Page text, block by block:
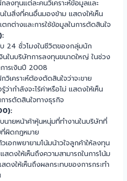
ลงทุนแต่ละคนวิเคราะห์ข้อมูลและ
ในสิ่งที่คนอื่นมองข้าม แสดงให้เห็น
กต่างและการใช้ข้อมูลในการตัดสินใจ
24 ชั่วโมงในชีวิตของกลุ่มนัก
งินในบริษัทการลงทุนขนาดใหญ่ ในช่วง
ารเงินปี 2008
วิเคราะห์ต้องตัดสินใจว่าจะขาย
ากำลังจะไร้ค่าหรือไม่ แสดงให้เห็น
ารตัดสินใจทางธุรกิจ
นายหน้าค้าหุ้นหนุ่มที่ทำงานในบริษัทที่
ที่ผิดกฎหมาย
เอกพยายามโน้มน้าวใจลูกค้าให้ลงทุน
ดงให้เห็นถึงความสามารถในการโน้ม
ดงให้เห็นถึงผลกระทบของการกระทำ